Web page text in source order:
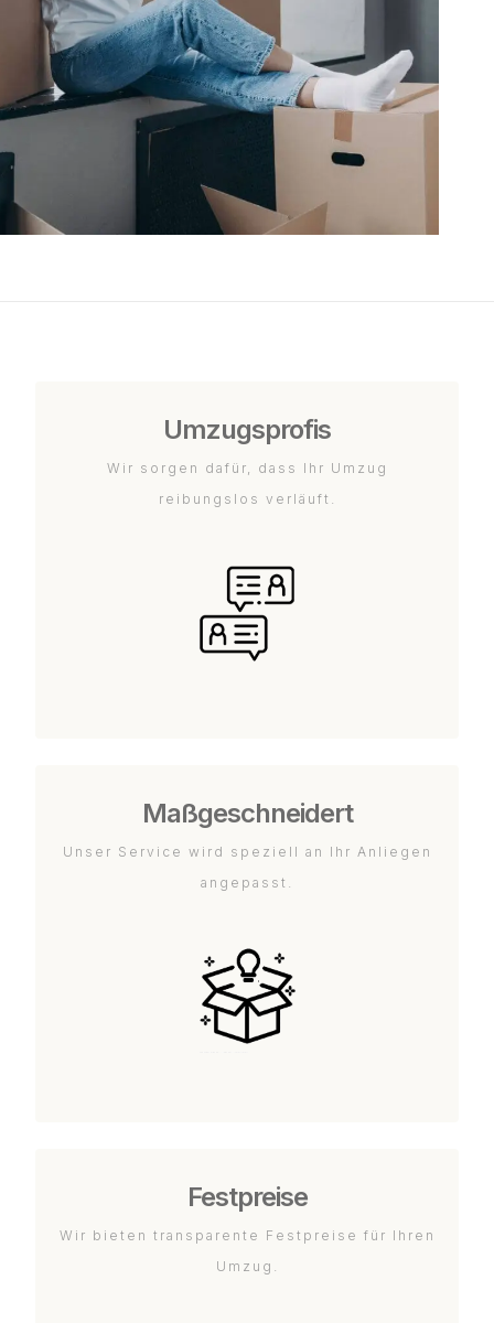
Umzugsprofis
Wir sorgen dafür, dass Ihr Umzug
reibungslos verläuft.
Maßgeschneidert
Unser Service wird speziell an Ihr Anliegen
angepasst.
Festpreise
Wir bieten transparente Festpreise für Ihren
Umzug.